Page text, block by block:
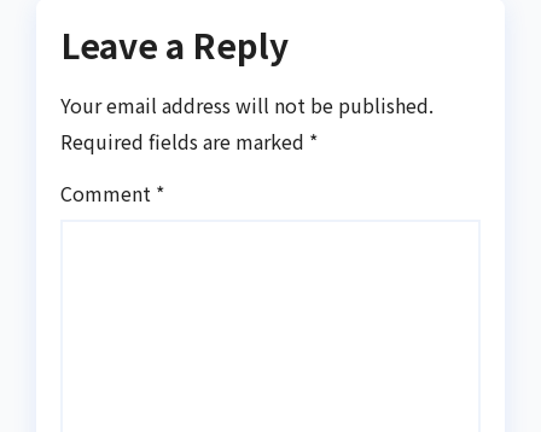
Leave a Reply
Your email address will not be published.
Required fields are marked *
Comment *